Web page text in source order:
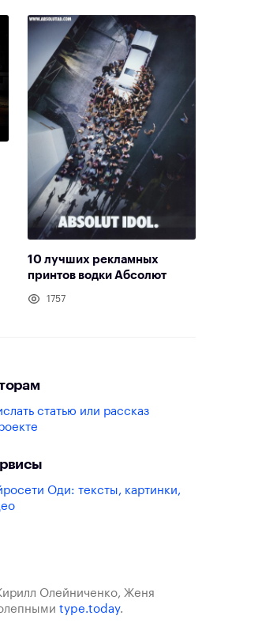
10 лучших рекламных
принтов водки Абсолют
1757
статью или рассказ
Оди: тексты, картинки,
Олейниченко, Женя
type.today.